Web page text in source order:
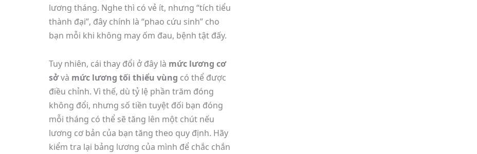
lương tháng. Nghe thì có vẻ ít, nhưng “tích tiểu
thành đại”, đây chính là “phao cứu sinh” cho
bạn mỗi khi không may ốm đau, bệnh tật đấy.
Tuy nhiên, cái thay đổi ở đây là mức lương cơ
sởvà mức lương tối thiểu vùng có thể được
điều chỉnh. Vì thế, dù tỷ lệ phần trăm đóng
không đổi, nhưng số tiền tuyệt đối bạn đóng
mỗi tháng có thể sẽ tăng lên một chút nếu
lương cơ bản của bạn tăng theo quy định. Hãy
kiểm tra lại bảng lương của mình để chắc chắn